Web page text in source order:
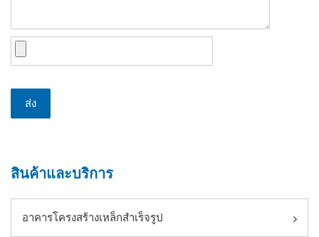
สินค้าและบริการ
อาคารโครงสร้างเหล็กสำเร็จรูป